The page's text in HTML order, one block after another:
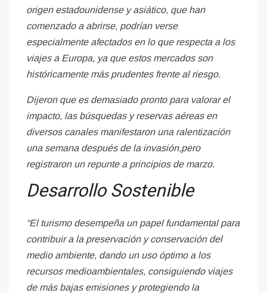
origen estadounidense y asiático, que han
comenzado a abrirse, podrían verse
especialmente afectados en lo que respecta a los
viajes a Europa, ya que estos mercados son
históricamente más prudentes frente al riesgo.
Dijeron que es demasiado pronto para valorar el
impacto, las búsquedas y reservas aéreas en
diversos canales manifestaron una ralentización
una semana después de la invasión,pero
registraron un repunte a principios de marzo.
Desarrollo Sostenible
“El turismo desempeña un papel fundamental para
contribuir a la preservación y conservación del
medio ambiente, dando un uso óptimo a los
recursos medioambientales, consiguiendo viajes
de más bajas emisiones y protegiendo la